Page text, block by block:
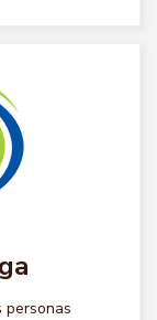
personas